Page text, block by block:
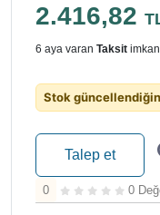
2.416,82
6 aya varan Taksit
Stok
Talep et
0 0